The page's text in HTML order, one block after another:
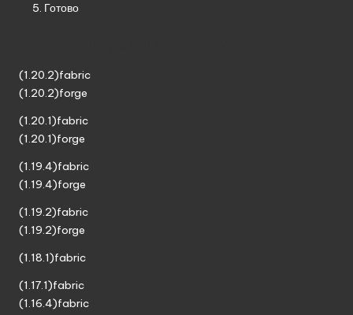
Готово
(1.20.2)fabric
(1.20.2)forge
(1.20.1)fabric
(1.20.1)forge
(1.19.4)fabric
(1.19.4)forge
(1.19.2)fabric
(1.19.2)forge
(1.18.1)fabric
(1.17.1)fabric
(1.16.4)fabric